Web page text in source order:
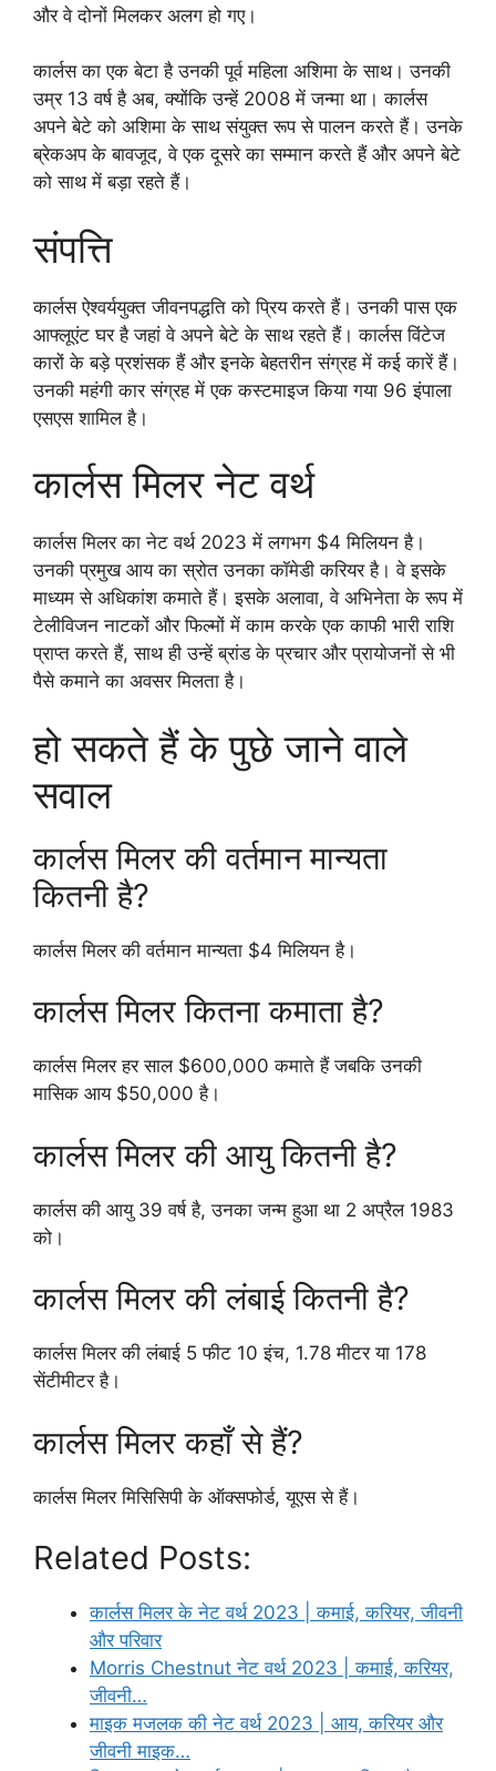
और वे दोनों मिलकर अलग हो गए।
कार्लस का एक बेटा है उनकी पूर्व महिला अशिमा के साथ। उनकी
उम्र 13 वर्ष है अब, क्योंकि उन्हें 2008 में जन्मा था। कार्लस
अपने बेटे को अशिमा के साथ संयुक्त रूप से पालन करते हैं। उनके
ब्रेकअप के बावजूद, वे एक दूसरे का सम्मान करते हैं और अपने बेटे
को साथ में बड़ा रहते हैं।
संपत्ति
कार्लस ऐश्वर्ययुक्त जीवनपद्धति को प्रिय करते हैं। उनकी पास एक
आफ्लूएंट घर है जहां वे अपने बेटे के साथ रहते हैं। कार्लस विंटेज
कारों के बड़े प्रशंसक हैं और इनके बेहतरीन संग्रह में कई कारें हैं।
उनकी महंगी कार संग्रह में एक कस्टमाइज किया गया 96 इंपाला
एसएस शामिल है।
कार्लस मिलर नेट वर्थ
कार्लस मिलर का नेट वर्थ 2023 में लगभग $4 मिलियन है।
उनकी प्रमुख आय का स्रोत उनका कॉमेडी करियर है। वे इसके
माध्यम से अधिकांश कमाते हैं। इसके अलावा, वे अभिनेता के रूप में
टेलीविजन नाटकों और फिल्मों में काम करके एक काफी भारी राशि
प्राप्त करते हैं, साथ ही उन्हें ब्रांड के प्रचार और प्रायोजनों से भी
पैसे कमाने का अवसर मिलता है।
हो सकते हैं के पुछे जाने वाले
सवाल
कार्लस मिलर की वर्तमान मान्यता
कितनी है?
कार्लस मिलर की वर्तमान मान्यता $4 मिलियन है।
कार्लस मिलर कितना कमाता है?
कार्लस मिलर हर साल $600,000 कमाते हैं जबकि उनकी
मासिक आय $50,000 है।
कार्लस मिलर की आयु कितनी है?
कार्लस की आयु 39 वर्ष है, उनका जन्म हुआ था 2 अप्रैल 1983
को।
कार्लस मिलर की लंबाई कितनी है?
कार्लस मिलर की लंबाई 5 फीट 10 इंच, 1.78 मीटर या 178
सेंटीमीटर है।
कार्लस मिलर कहाँ से हैं?
कार्लस मिलर मिसिसिपी के ऑक्सफोर्ड, यूएस से हैं।
Related Posts:
कार्लस मिलर के नेट वर्थ 2023 | कमाई, करियर, जीवनी
और परिवार
Morris Chestnut नेट वर्थ 2023 | कमाई, करियर,
जीवनी…
माइक मजलक की नेट वर्थ 2023 | आय, करियर और
जीवनी माइक…